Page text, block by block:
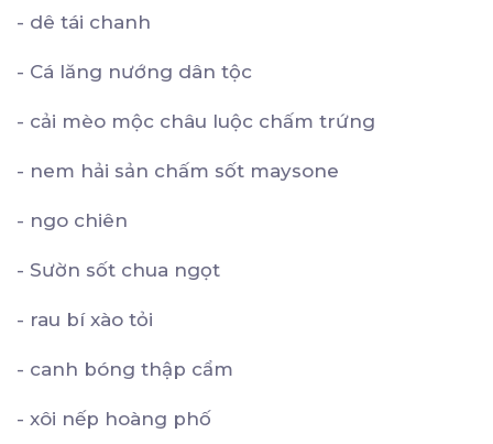
- dê tái chanh
- Cá lăng nướng dân tộc
- cải mèo mộc châu luộc chấm trứng
- nem hải sản chấm sốt maysone
- ngo chiên
- Sườn sốt chua ngọt
- rau bí xào tỏi
- canh bóng thập cẩm
- xôi nếp hoàng phố